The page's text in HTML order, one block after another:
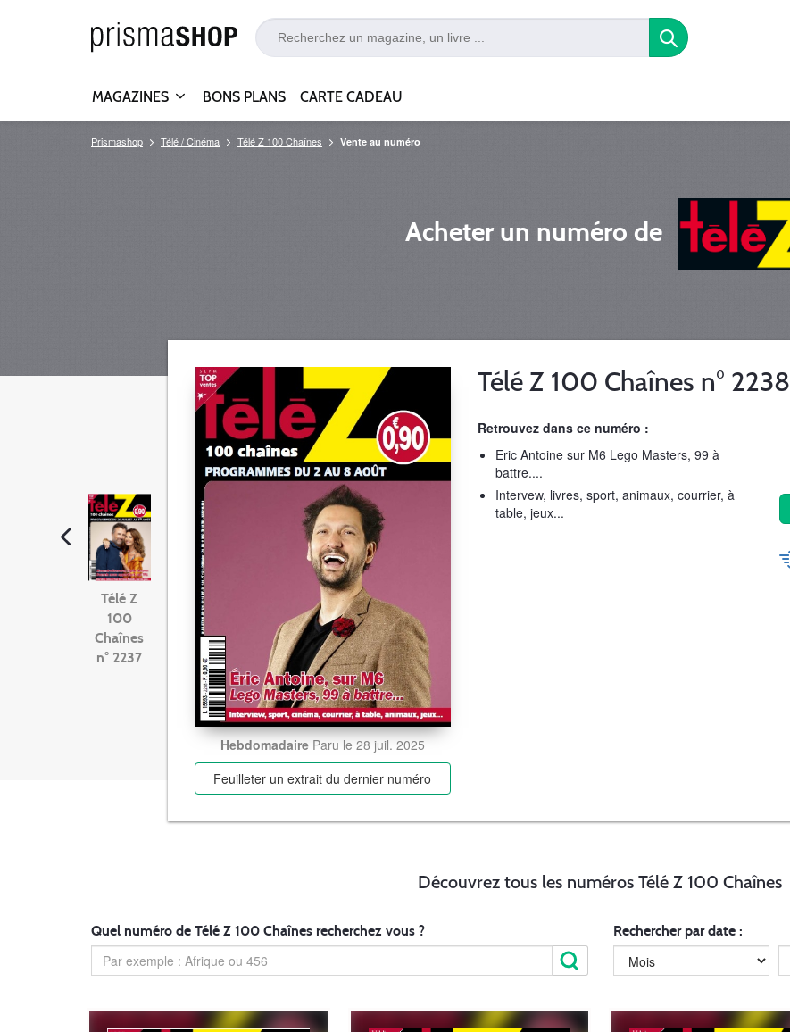
MAGAZINES BONS PLANS CARTE CADEAU
Prismashop Télé / Cinéma Télé Z 100 Chaînes Vente au numéro
Acheter un numéro de
Télé Z
100
Chaînes
n° 2237
Hebdomadaire Paru le 28 juil. 2025
Feuilleter un extraitdu dernier numéro
Télé Z 100 Chaînes n° 2238
Retrouvez dans ce numéro :
Eric Antoine sur M6 Lego Masters, 99 à
battre....
Intervew, livres, sport, animaux, courrier, à
table, jeux...
Découvrez tous les numéros Télé Z 100 Chaînes
Quel numéro de Télé Z 100 Chaînes recherchez vous ? Rechercher par date :